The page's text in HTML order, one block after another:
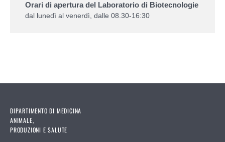
Orari di apertura del Laboratorio di Biotecnologie
dal lunedì al venerdì, dalle 08.30-16:30
DIPARTIMENTO DI MEDICINA
ANIMALE,
PRODUZIONI E SALUTE